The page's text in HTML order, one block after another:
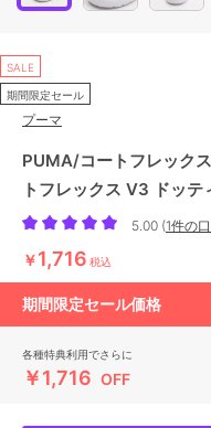
SALE
期間限定セール
プーマ
PUMA/コートフレック
トフレックス V3 ドッテ
5.00 (1件の
￥1,716 税込
期間限定セール価格
各種特典利用でさらに
￥1,716 OFF